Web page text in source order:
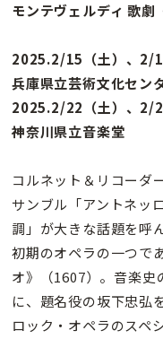
モンテヴェルディ 歌劇
2025.2/15（土）、2/
兵庫県立芸術文化セン
2025.2/22（土）、2/
神奈川県立音楽堂
コルネット＆リコーダ
サンブル「アントネッ
調」が大きな話題を呼
初期のオペラの一つで
オ》（1607）。音楽
に、題名役の坂下忠弘
ロック・オペラのスペ